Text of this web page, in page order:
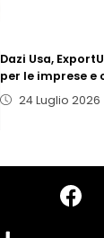
Dazi Usa,
per le imprese
24 Luglio 2026